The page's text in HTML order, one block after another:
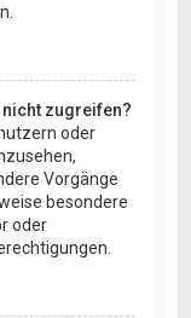
zugreifen?
oder
Vorgänge
besondere
oder